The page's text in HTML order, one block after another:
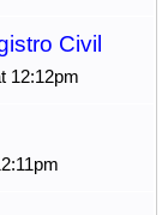
Civil
12:12pm